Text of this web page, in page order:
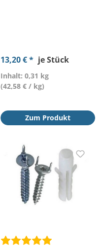
13,20 € * je Stück
Inhalt: 0,31 kg
(42,58 € / kg)
Zum Produkt